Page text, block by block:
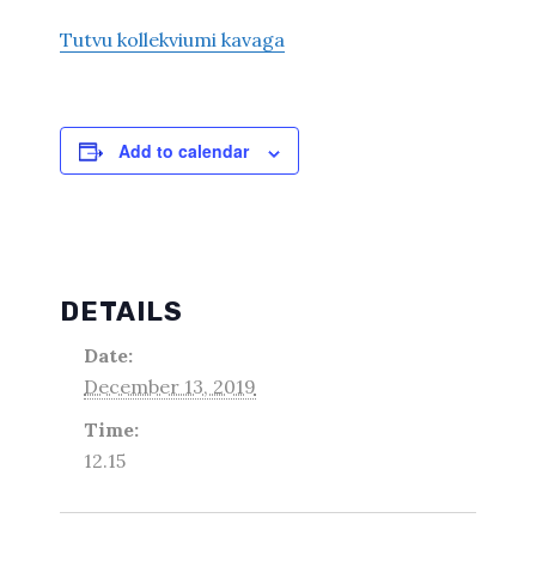
Tutvu kollekviumi kavaga
Add to calendar
DETAILS
Date:
December 13, 2019
Time:
12.15